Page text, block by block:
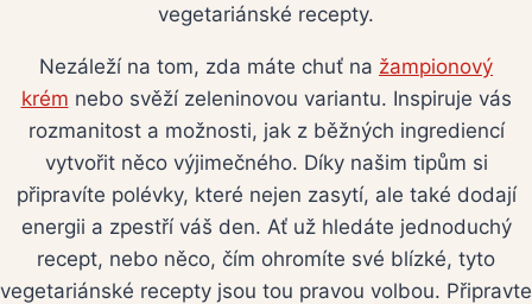
vegetariánské recepty.
Nezáleží na tom, zda máte chuť na žampionový
krém nebo svěží zeleninovou variantu. Inspiruje vás
rozmanitost a možnosti, jak z běžných ingrediencí
vytvořit něco výjimečného. Díky našim tipům si
připravíte polévky, které nejen zasytí, ale také dodají
energii a zpestří váš den. Ať už hledáte jednoduchý
recept, nebo něco, čím ohromíte své blízké, tyto
vegetariánské recepty jsou tou pravou volbou. Připravte